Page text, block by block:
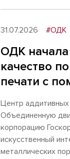
31.07.2026 #ОДК
ОДК
качество
печати с
Центр аддитивных
Объединенную
корпорацию
искусственный
металлических